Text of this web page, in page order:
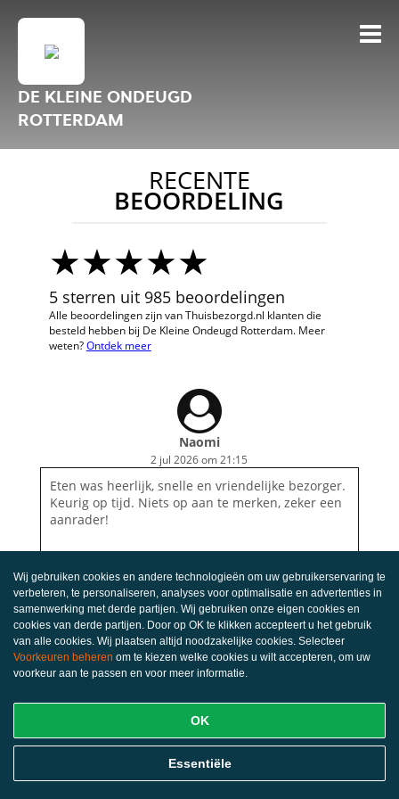
DE KLEINE ONDEUGD
ROTTERDAM
RECENTE
BEOORDELING
5 sterren uit 985 beoordelingen
Alle beoordelingen zijn van Thuisbezorgd.nl klanten die
besteld hebben bij De Kleine Ondeugd Rotterdam. Meer
weten?Ontdek meer
Naomi
2 jul 2026 om 21:15
Eten was heerlijk, snelle en vriendelijke bezorger.
Keurig op tijd. Niets op aan te merken, zeker een
aanrader!
Wij gebruiken cookies en andere technologieën om uw gebruikerservaring te
verbeteren, te personaliseren, analyses voor optimalisatie en advertenties in
samenwerking met derde partijen. Wij gebruiken onze eigen cookies en
cookies van derde partijen. Door op OK te klikken accepteert u het gebruik
van alle cookies. Wij plaatsen altijd noodzakelijke cookies. Selecteer
Voorkeuren beheren om te kiezen welke cookies u wilt accepteren, om uw
voorkeur aan te passen en voor meer informatie.
OK
Essentiële